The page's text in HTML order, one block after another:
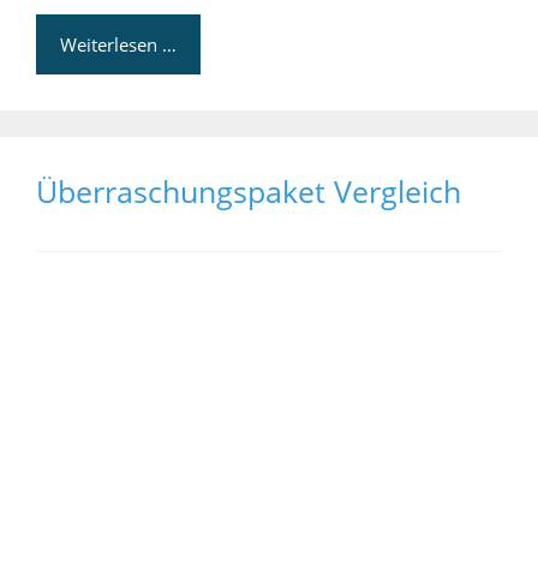
Weiterlesen …
Überraschungspaket Vergleich